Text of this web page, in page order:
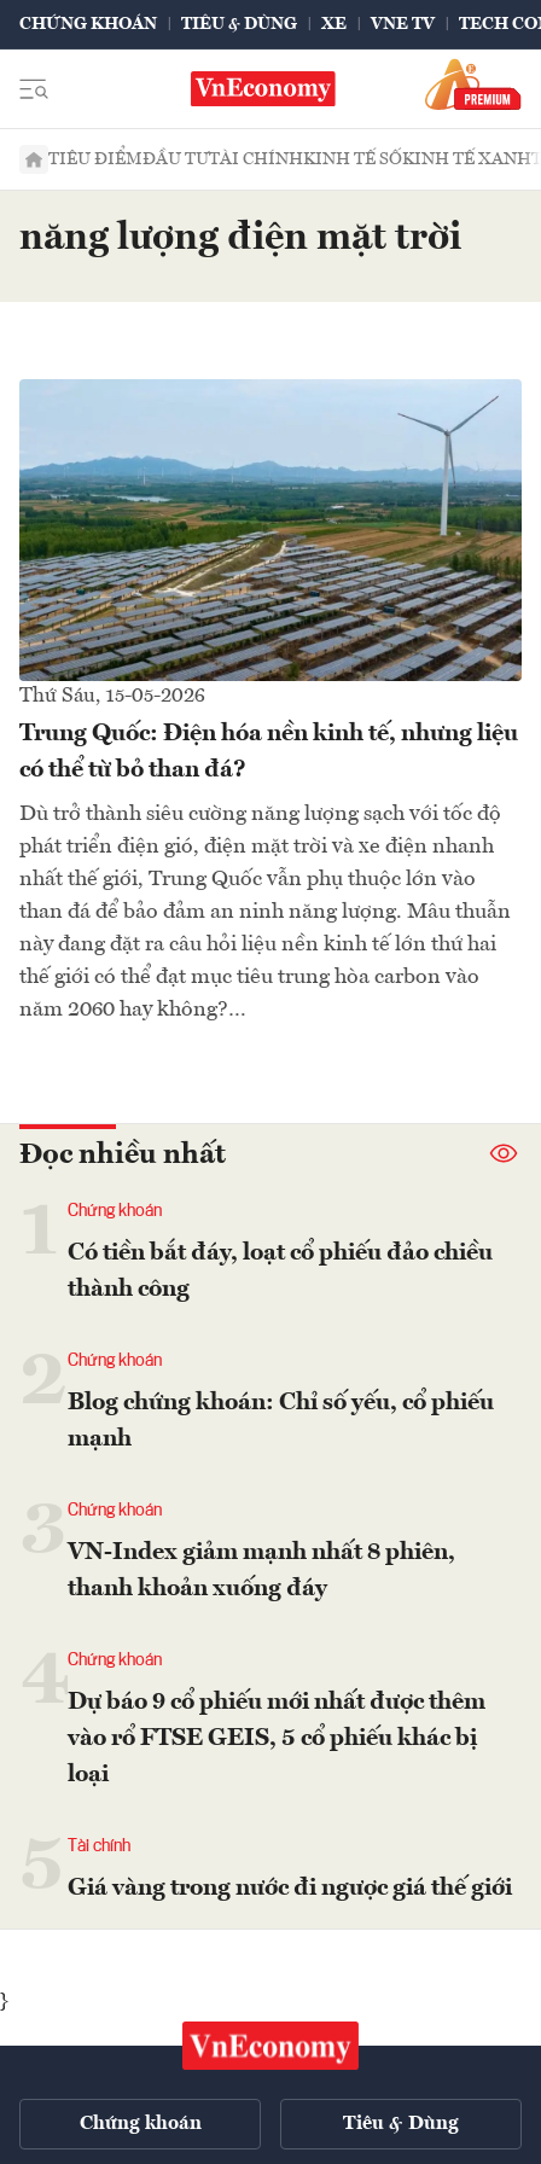
CHỨNG KHOÁN TIÊU & DÙNG XE VNE TV TECH
TIÊU ĐIỂMĐẦU TƯTÀI CHÍNHKINH TẾ SỐKINH TẾ XANH
năng lượng điện mặt trời
Thứ Sáu, 15-05-2026
Trung Quốc: Điện hóa nền kinh tế, nhưng liệu
có thể từ bỏ than đá?
Dù trở thành siêu cường năng lượng sạch với tốc độ
phát triển điện gió, điện mặt trời và xe điện nhanh
nhất thế giới, Trung Quốc vẫn phụ thuộc lớn vào
than đá để bảo đảm an ninh năng lượng. Mâu thuẫn
này đang đặt ra câu hỏi liệu nền kinh tế lớn thứ hai
thế giới có thể đạt mục tiêu trung hòa carbon vào
năm 2060 hay không?…
Đọc nhiều nhất
Chứng khoán
Có tiền bắt đáy, loạt cổ phiếu đảo chiều
thành công
2Chứng khoán
Blog chứng khoán: Chỉ số yếu, cổ phiếu
mạnh
Chứng khoán
VN-Index giảm mạnh nhất 8 phiên,
thanh khoản xuống đáy
4Chứng khoán
Dự báo 9 cổ phiếu mới nhất được thêm
vào rổ FTSE GEIS, 5 cổ phiếu khác bị
loại
Tài chính
Giá vàng trong nước đi ngược giá thế giới
}
Chứng khoán Tiêu & Dùng